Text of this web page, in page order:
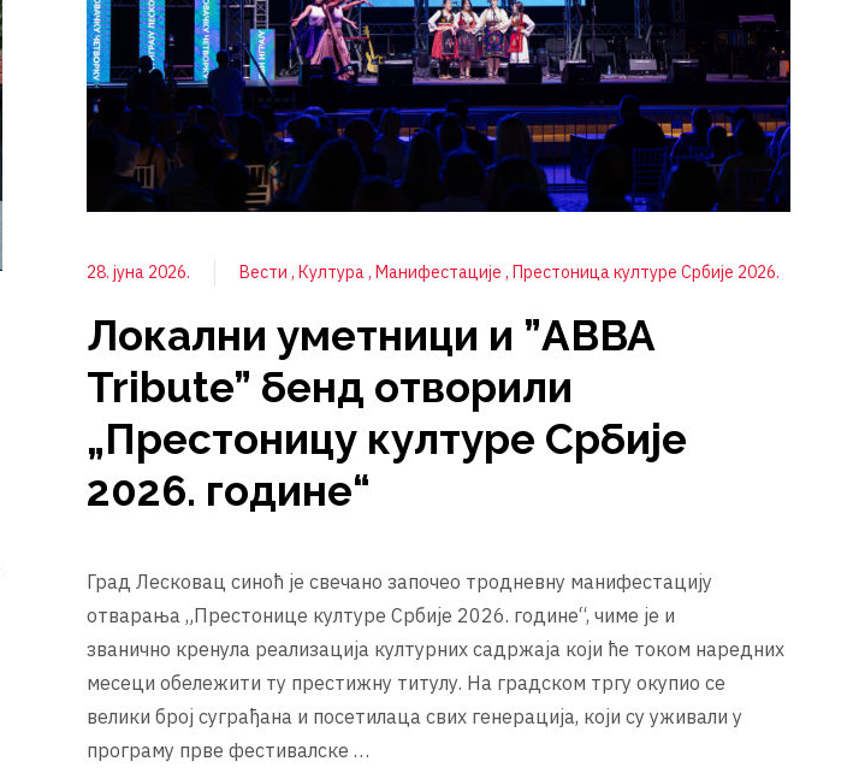
28. јуна 2026. Вести Култура Манифестације Престоница културе Србије 2026.
Локални уметници и ”ABBA
Tribute” бенд отворили
„Престоницу културе Србије
2026. године“
Град Лесковац синоћ је свечано започео тродневну манифестацију
отварања „Престонице културе Србије 2026. године“, чиме је и
званично кренула реализација културних садржаја који ће током наредних
месеци обележити ту престижну титулу. На градском тргу окупио се
велики број суграђана и посетилаца свих генерација, који су уживали у
програму прве фестивалске …